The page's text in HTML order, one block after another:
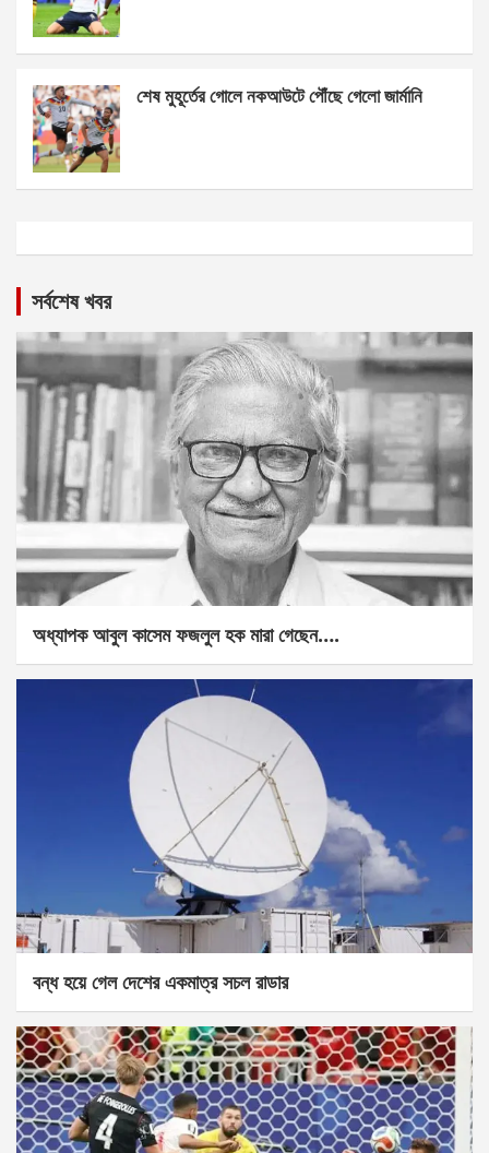
শেষ মুহূর্তের গোলে নকআউটে পৌঁছে গেলো জার্মানি
সর্বশেষ খবর
অধ্যাপক আবুল কাসেম ফজলুল হক মারা গেছেন….
বন্ধ হয়ে গেল দেশের একমাত্র সচল রাডার